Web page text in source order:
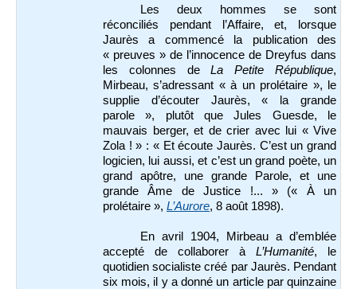
Les deux hommes se sont
réconciliés pendant l’Affaire, et, lorsque
Jaurès a commencé la publication des
« preuves » de l’innocence de Dreyfus dans
les colonnes deLa Petite République,
Mirbeau, s’adressant « à un prolétaire », le
supplie d’écouter Jaurès, « la grande
parole », plutôt que Jules Guesde, le
mauvais berger, et de crier avec lui « Vive
Zola ! » : « Et écoute Jaurès. C’est un grand
logicien, lui aussi, et c’est un grand poète, un
grand apôtre, une grande Parole, et une
grande Âme de Justice !... » (« À un
prolétaire », L’Aurore, 8 août 1898).
En avril 1904, Mirbeau a d’emblée
accepté de collaborer à L’Humanité, le
quotidien socialiste créé par Jaurès. Pendant
six mois, il y a donné un article par quinzaine